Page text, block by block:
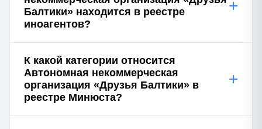
Балтики» находится в реестре
иноагентов?
+
К какой категории относится
Автономная некоммерческая
организация «Друзья Балтики» в
реестре Минюста?
+